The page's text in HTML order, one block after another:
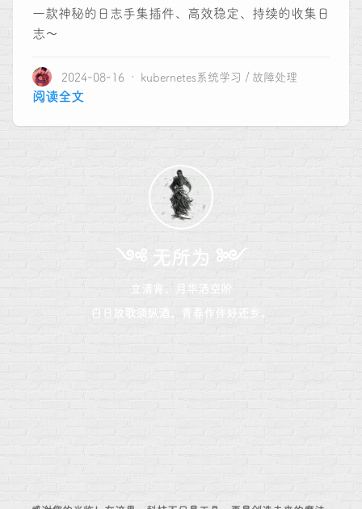
一款神秘的日志手集插件、高效稳定、持续的收集日
志～
2024-08-16 kubernetes系统学习 故障处理
阅读全文
༺ 无所为 ༻
立清宵、月华洒空阶
白日放歌须纵酒，青春作伴好还乡。